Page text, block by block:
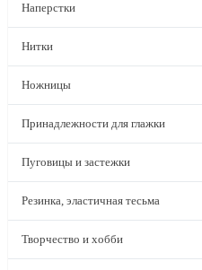
Наперстки
Нитки
Ножницы
Принадлежности для глажки
Пуговицы и застежки
Резинка, эластичная тесьма
Творчество и хобби